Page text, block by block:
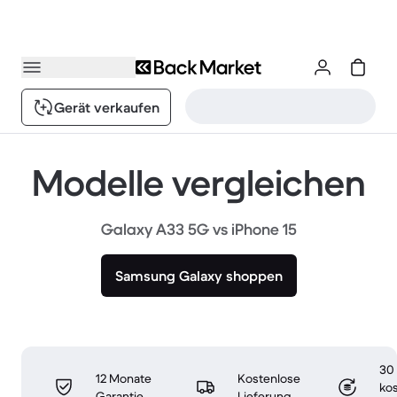
Gerät verkaufen
Modelle vergleichen
Galaxy A33 5G vs iPhone 15
Samsung Galaxy shoppen
12 Monate
Kostenlose
30